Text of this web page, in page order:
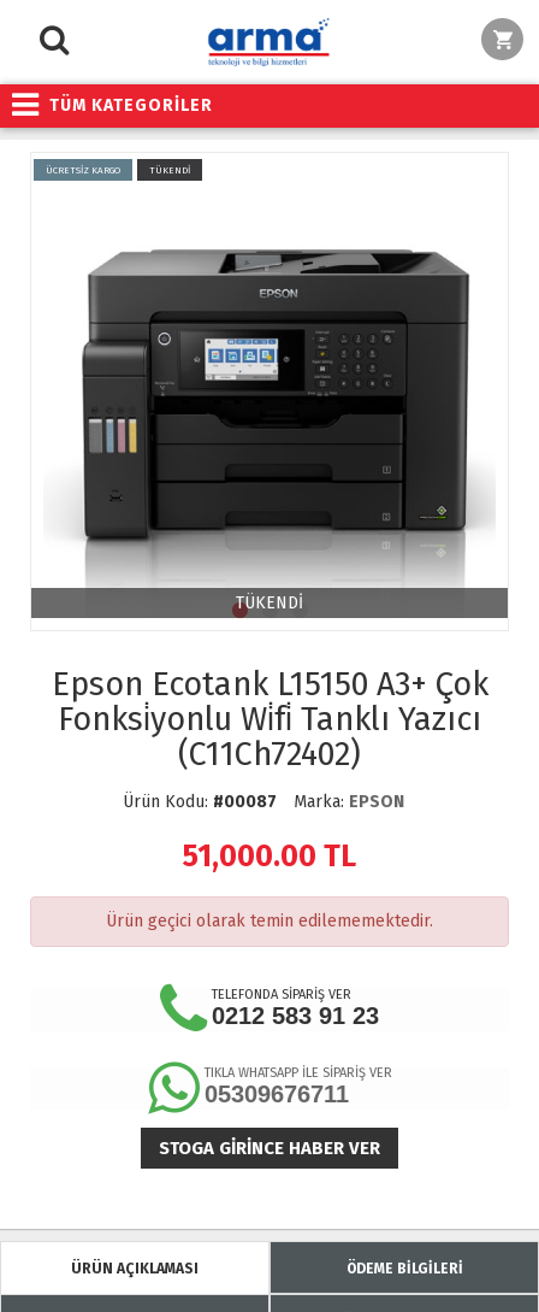
TÜM KATEGORİLER
ÜCRETSİZ KARGO TÜKENDİ
TÜKENDİ
Epson Ecotank L15150 A3+ Çok
Fonksi̇yonlu Wi̇fi̇ Tanklı Yazıcı
(C11Ch72402)
Ürün Kodu: #00087 Marka: EPSON
51,000.00 TL
Ürün geçici olarak temin edilememektedir.
TELEFONDA SİPARİŞ VER
0212 583 91 23
TIKLA WHATSAPP İLE SİPARİŞ VER
05309676711
STOGA GIRINCE HABER VER
ÜRÜN AÇIKLAMASI ÖDEME BİLGİLERİ